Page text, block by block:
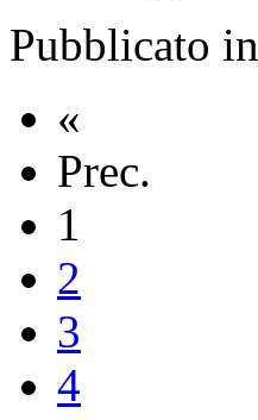
Pubblicato in
«
Prec.
1
2
3
4